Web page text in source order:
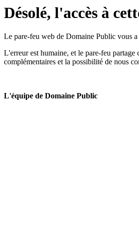
Désolé, l'accès à
Le pare-feu web de Domaine Public vous a
L'erreur est humaine, et le pare-feu
complémentaires et la possibilité de nous
L'équipe de Domaine Public